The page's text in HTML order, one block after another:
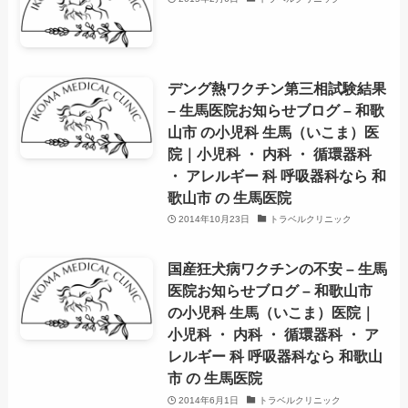
デング熱ワクチン第三相試験結果
– 生馬医院お知らせブログ – 和歌
山市 の小児科 生馬（いこま）医
院｜小児科 ・ 内科 ・ 循環器科
・ アレルギー 科 呼吸器科なら 和
歌山市 の 生馬医院
2014年10月23日 トラベルクリニック
国産狂犬病ワクチンの不安 – 生馬
医院お知らせブログ – 和歌山市
の小児科 生馬（いこま）医院｜
小児科 ・ 内科 ・ 循環器科 ・ ア
レルギー 科 呼吸器科なら 和歌山
市 の 生馬医院
2014年6月1日 トラベルクリニック